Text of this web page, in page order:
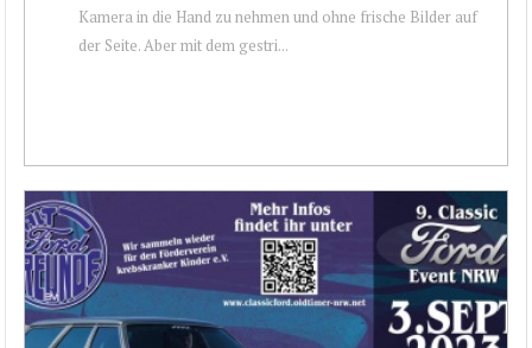
Kamera in die Hand zu nehmen und ohne frische Bilder auf
der Seite. Aber mit dem gestri...